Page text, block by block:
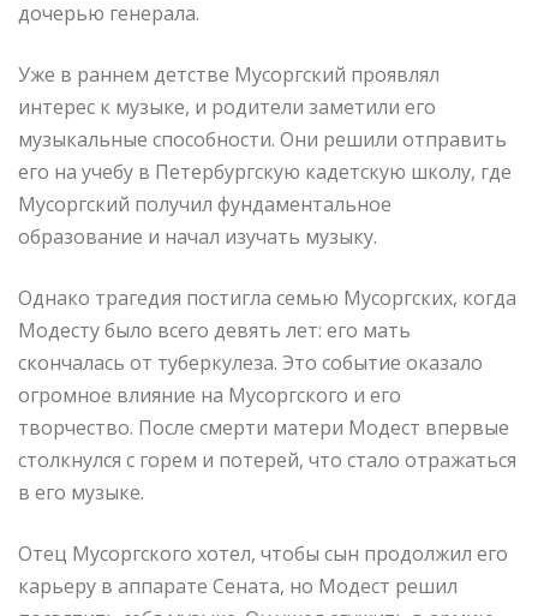
дочерью генерала.
Уже в раннем детстве Мусоргский проявлял
интерес к музыке, и родители заметили его
музыкальные способности. Они решили отправить
его на учебу в Петербургскую кадетскую школу, где
Мусоргский получил фундаментальное
образование и начал изучать музыку.
Однако трагедия постигла семью Мусоргских, когда
Модесту было всего девять лет: его мать
скончалась от туберкулеза. Это событие оказало
огромное влияние на Мусоргского и его
творчество. После смерти матери Модест впервые
столкнулся с горем и потерей, что стало отражаться
в его музыке.
Отец Мусоргского хотел, чтобы сын продолжил его
карьеру в аппарате Сената, но Модест решил